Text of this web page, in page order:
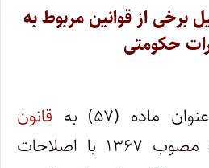
برخی از قوانین مربوط به
حکومتی
ماده (۵۷) به
قانون
– مصوب ۱۳۶۷ با اصلاحات